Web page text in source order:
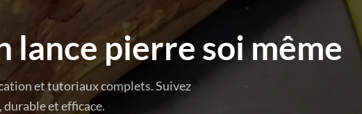
pierre soi même
et tutoriaux complets. Suivez
et efficace.